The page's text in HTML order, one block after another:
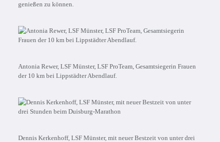
genießen zu können.
Antonia Rewer, LSF Münster, LSF ProTeam, Gesamtsiegerin Frauen
der 10 km bei Lippstädter Abendlauf.
Dennis Kerkenhoff, LSF Münster, mit neuer Bestzeit von unter drei